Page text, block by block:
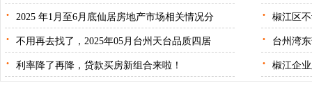
· 2025 年1月至6月底仙居房地产市场相关情况分
· 不用再去找了，2025年05月台州天台品质四居
· 利率降了再降，贷款买房新组合来啦！
· 椒江区
· 台州湾
· 椒江企